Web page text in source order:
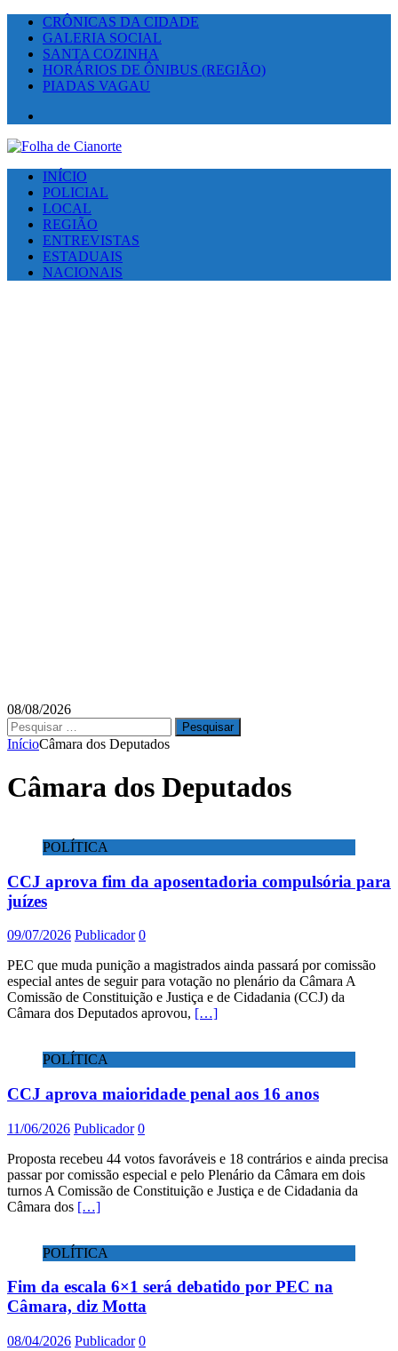
CRÔNICAS DA CIDADE
GALERIA SOCIAL
SANTA COZINHA
HORÁRIOS DE ÔNIBUS (REGIÃO)
PIADAS VAGAU
INÍCIO
POLICIAL
LOCAL
REGIÃO
ENTREVISTAS
ESTADUAIS
NACIONAIS
08/08/2026
Pesquisar
por:
InícioCâmara dos Deputados
Câmara dos Deputados
POLÍTICA
CCJ aprova fim da aposentadoria compulsória para
juízes
09/07/2026 Publicador 0
PEC que muda punição a magistrados ainda passará por comissão
especial antes de seguir para votação no plenário da Câmara A
Comissão de Constituição e Justiça e de Cidadania (CCJ) da
Câmara dos Deputados aprovou, […]
POLÍTICA
CCJ aprova maioridade penal aos 16 anos
11/06/2026 Publicador 0
Proposta recebeu 44 votos favoráveis e 18 contrários e ainda precisa
passar por comissão especial e pelo Plenário da Câmara em dois
turnos A Comissão de Constituição e Justiça e de Cidadania da
Câmara dos […]
POLÍTICA
Fim da escala 6×1 será debatido por PEC na
Câmara, diz Motta
08/04/2026 Publicador 0